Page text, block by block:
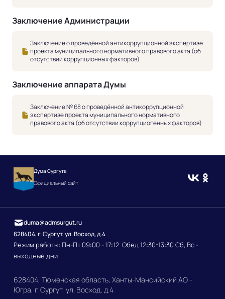
Заключение Администрации
Заключение о проведённой антикоррупционной экспертизе
проекта муниципального нормативного правового акта (об
отсутствии коррупционных факторов)
Заключение аппарата Думы
Заключение № 68 о проведённой антикоррупционной
экспертизе проекта муниципального нормативного
правового акта (об отсутствии коррупциогенных факторов)
Дума Сургута
Официальный сайт
628404, г. Сургут, ул. Восход, д.4
Режим работы: Пн-Пт 09:00 - 17:12. Обед 12:30-13:30 Сб, Вс -
выходные дни
duma@admsurgut.ru
628404, Тюменская область, Ханты-Мансийский АО -
Югра, г. Сургут, ул. Восход, д.4